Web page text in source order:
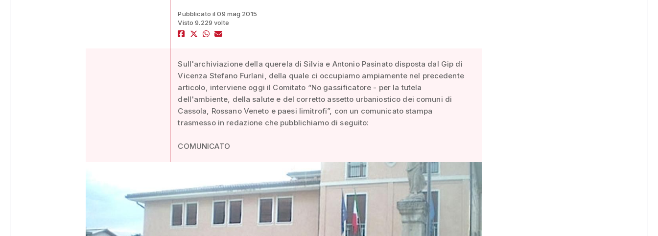
Pubblicato il 09 mag 2015
Visto 9.229 volte
Sull'archiviazione della querela di Silvia e Antonio Pasinato disposta dal Gip di
Vicenza Stefano Furlani, della quale ci occupiamo ampiamente nel precedente
articolo, interviene oggi il Comitato “No gassificatore - per la tutela
dell'ambiente, della salute e del corretto assetto urbaniostico dei comuni di
Cassola, Rossano Veneto e paesi limitrofi”, con un comunicato stampa
trasmesso in redazione che pubblichiamo di seguito:
COMUNICATO